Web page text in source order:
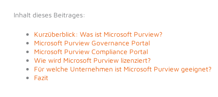
Inhalt dieses Beitrages:
Kurzüberblick: Was ist Microsoft Purview?
Microsoft Purview Governance Portal
Microsoft Purview Compliance Portal
Wie wird Microsoft Purview lizenziert?
Für welche Unternehmen ist Microsoft Purview geeignet?
Fazit